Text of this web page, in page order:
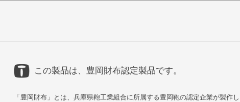
この製品は、豊岡財布認定製品です。
「豊岡財布」とは、兵庫県鞄工業組合に所属する豊岡鞄の認定企業が製作